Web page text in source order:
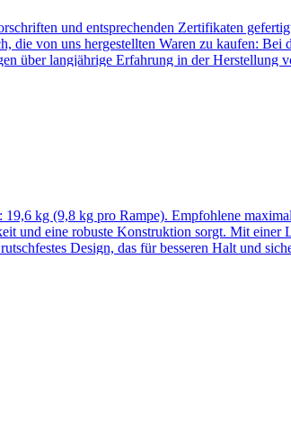
und entsprechenden Zertifikaten
von uns hergestellten Waren zu kaufen:
über langjährige Erfahrung in der
kg (9,8 kg pro Rampe). Empfohlene
und eine robuste Konstruktion sorgt. Mit
Design, das für besseren Halt und
gebogenes und gerilltes Design für besseren
Maschinen. Insgesamt sind diese